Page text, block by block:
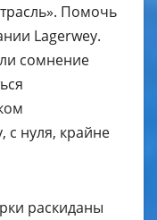
Помочь
Lagerwey.
сомнение
с нуля, крайне
раскиданы